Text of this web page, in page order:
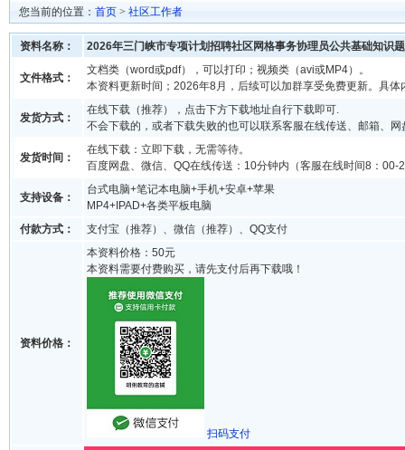
您当前的位置： 首页 > 社区工作者
资料名称： 2026年三门峡市专项计划招聘社区网格事务协理员公共基础知识
文件格式：
文档类（word或pdf），可以打印；视频类（avi或MP4）。
本资料更新时间；2026年8月，后续可以加群享受免费更新。具体
发货方式：
在线下载（推荐），点击下方下载地址自行下载即可.
不会下载的，或者下载失败的也可以联系客服在线传送、邮箱、网
发货时间：
在线下载：立即下载，无需等待。
百度网盘、微信、QQ在线传送：10分钟内（客服在线时间8：00-
支持设备：
台式电脑+笔记本电脑+手机+安卓+苹果
MP4+IPAD+各类平板电脑
付款方式：
支付宝（推荐）、微信（推荐）、QQ支付
资料价格：
本资料价格：50元
本资料需要付费购买，请先支付后再下载哦！
扫码支付